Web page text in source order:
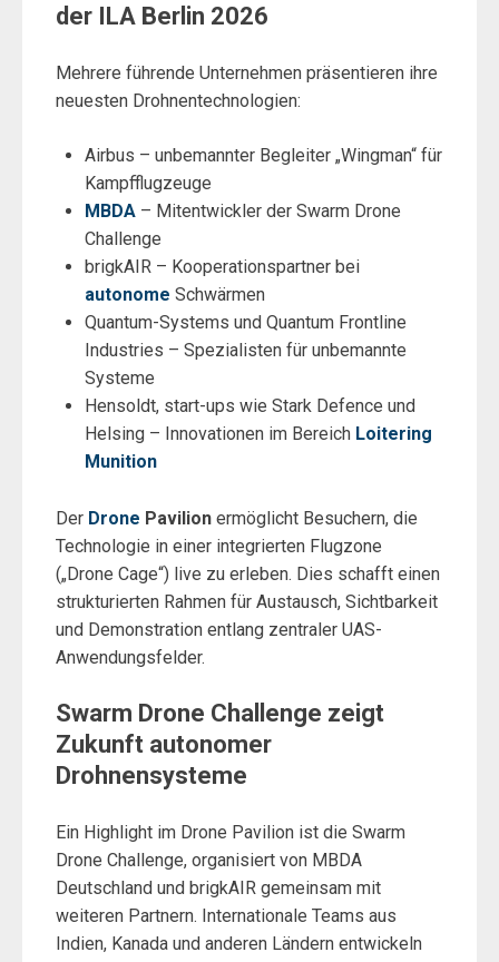
der ILA Berlin 2026
Mehrere führende Unternehmen präsentieren ihre
neuesten Drohnentechnologien:
Airbus – unbemannter Begleiter „Wingman“ für
Kampfflugzeuge
MBDA– Mitentwickler der Swarm Drone
Challenge
brigkAIR – Kooperationspartner bei
autonome Schwärmen
Quantum-Systems und Quantum Frontline
Industries – Spezialisten für unbemannte
Systeme
Hensoldt, start-ups wie Stark Defence und
Helsing – Innovationen im Bereich Loitering
Munition
Der Drone Pavilion ermöglicht Besuchern, die
Technologie in einer integrierten Flugzone
(„Drone Cage“) live zu erleben. Dies schafft einen
strukturierten Rahmen für Austausch, Sichtbarkeit
und Demonstration entlang zentraler UAS-
Anwendungsfelder.
Swarm Drone Challenge zeigt
Zukunft autonomer
Drohnensysteme
Ein Highlight im Drone Pavilion ist die Swarm
Drone Challenge, organisiert von MBDA
Deutschland und brigkAIR gemeinsam mit
weiteren Partnern. Internationale Teams aus
Indien, Kanada und anderen Ländern entwickeln